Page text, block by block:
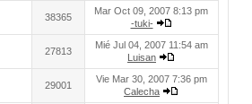
38365
Mar Oct 09, 2007 8:13 pm
-tuki-
27813
Mié Jul 04, 2007 11:54 am
Luisan
29001
Vie Mar 30, 2007 7:36 pm
Calecha